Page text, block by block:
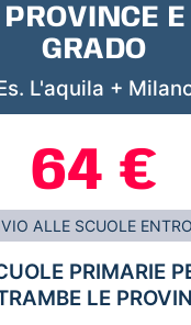
GRADO
L'aquila +
64 €
ALLE SCUOLE
PRIMARIE
LE